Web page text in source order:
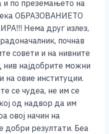
и по преземањето на
ОБРАЗОВАНИЕТО
Нема друг излез,
почнав
совети и на нивните
најдобрите можни
на овие институции.
се чудеа, не им се
од надвор да им
овој начин на
добри резултати. Беа